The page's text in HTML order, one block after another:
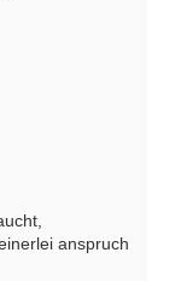
anspruch